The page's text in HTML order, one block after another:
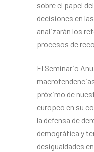
sobre el papel
decisiones en
analizarán los
procesos de
El Seminario
próximo de
europeo en su
la defensa de
demográfica y
desigualdades